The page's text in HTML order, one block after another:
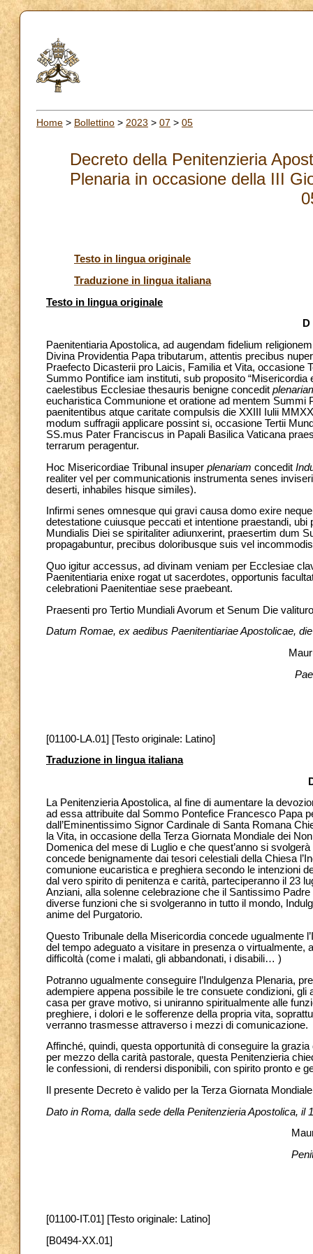
Home > Bollettino > 2023 > 07 > 05
Decreto della Penitenzieria
Plenaria in occasione della III
Testo in lingua originale
Traduzione in lingua italiana
Testo in lingua originale
Paenitentiaria Apostolica, ad augendam fidelium
Divina Providentia Papa tributarum, attentis precibus
Praefecto Dicasterii pro Laicis, Familia et Vita, occasione
Summo Pontifice iam instituti, sub proposito
caelestibus Ecclesiae thesauris benigne concedit
eucharistica Communione et oratione ad mentem
paenitentibus atque caritate compulsis die XXIII Iulii
modum suffragii applicare possint si, occasione Tertii
SS.mus Pater Franciscus in Papali Basilica Vaticana
terrarum peragentur.
Hoc Misericordiae Tribunal insuper plenariam concedit
realiter vel per communicationis instrumenta senes
deserti, inhabiles hisque similes).
Infirmi senes omnesque qui gravi causa domo exire
detestatione cuiusque peccati et intentione praestandi,
Mundialis Diei se spiritaliter adiunxerint, praesertim dum
propagabuntur, precibus doloribusque suis vel
Quo igitur accessus, ad divinam veniam per Ecclesiae
Paenitentiaria enixe rogat ut sacerdotes, opportunis
celebrationi Paenitentiae sese praebeant.
Praesenti pro Tertio Mundiali Avorum et Senum Die
Datum Romae, ex aedibus Paenitentiariae Apostolicae,
[01100-LA.01] [Testo originale: Latino]
Traduzione in lingua italiana
La Penitenzieria Apostolica, al fine di aumentare la
ad essa attribuite dal Sommo Pontefice Francesco Papa
dall’Eminentissimo Signor Cardinale di Santa Romana
la Vita, in occasione della Terza Giornata Mondiale dei
Domenica del mese di Luglio e che quest’anno si
concede benignamente dai tesori celestiali della Chiesa
comunione eucaristica e preghiera secondo le intenzioni
dal vero spirito di penitenza e carità, parteciperanno il 23
Anziani, alla solenne celebrazione che il Santissimo
diverse funzioni che si svolgeranno in tutto il mondo,
anime del Purgatorio.
Questo Tribunale della Misericordia concede ugualmente
del tempo adeguato a visitare in presenza o
difficoltà (come i malati, gli abbandonati, i disabili… )
Potranno ugualmente conseguire l’Indulgenza Plenaria,
adempiere appena possibile le tre consuete condizioni,
casa per grave motivo, si uniranno spiritualmente alle
preghiere, i dolori e le sofferenze della propria vita,
verranno trasmesse attraverso i mezzi di comunicazione.
Affinché, quindi, questa opportunità di conseguire la
per mezzo della carità pastorale, questa Penitenzieria
le confessioni, di rendersi disponibili, con spirito pronto e
Il presente Decreto è valido per la Terza Giornata
Dato in Roma, dalla sede della Penitenzieria Apostolica, il
[01100-IT.01] [Testo originale: Latino]
[B0494-XX.01]